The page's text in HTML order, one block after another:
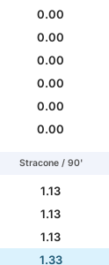
0.00
0.00
0.00
0.00
0.00
0.00
Stracone / 90'
1.13
1.13
1.13
1.33